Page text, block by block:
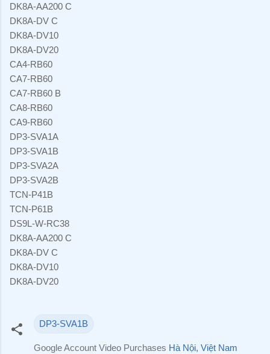
DK8A-AA200 C
DK8A-DV C
DK8A-DV10
DK8A-DV20
CA4-RB60
CA7-RB60
CA7-RB60 B
CA8-RB60
CA9-RB60
DP3-SVA1A
DP3-SVA1B
DP3-SVA2A
DP3-SVA2B
TCN-P41B
TCN-P61B
DS9L-W-RC38
DK8A-AA200 C
DK8A-DV C
DK8A-DV10
DK8A-DV20
DP3-SVA1B
Google Account Video Purchases Hà Nội, Việt Nam